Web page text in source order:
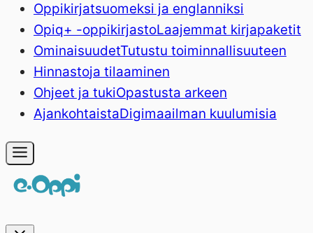
Oppikirjatsuomeksi ja englanniksi
Opiq+ -oppikirjastoLaajemmat kirjapaketit
OminaisuudetTutustu toiminnallisuuteen
Hinnastoja tilaaminen
Ohjeet ja tukiOpastusta arkeen
AjankohtaistaDigimaailman kuulumisia